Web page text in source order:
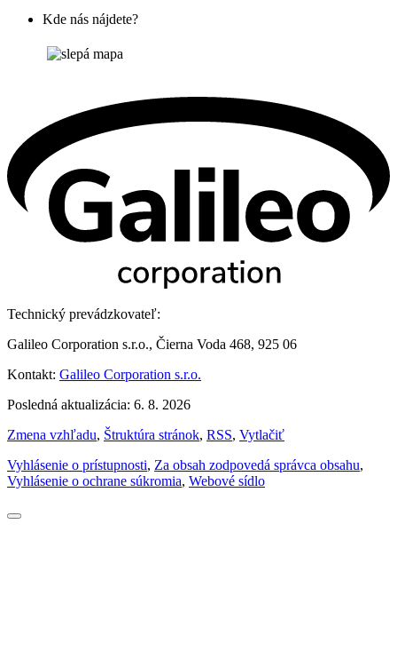
Kde nás nájdete?
Technický prevádzkovateľ:
Galileo Corporation s.r.o., Čierna Voda 468, 925 06
Kontakt: Galileo Corporation s.r.o.
Posledná aktualizácia: 6. 8. 2026
Zmena vzhľadu, Štruktúra stránok, RSS, Vytlačiť
Vyhlásenie o prístupnosti, Za obsah zodpovedá správca obsahu,
Vyhlásenie o ochrane súkromia, Webové sídlo